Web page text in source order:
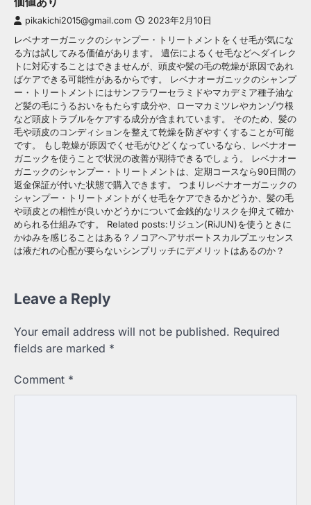
pikakichi2015@gmail.com 2023年2月10日
レベナオーガニックのシャンプー・トリートメントをくせ毛が気にな
る方は試してみる価値があります。 遺伝によるくせ毛などへダイレク
トに対応することはできませんが、頭皮や髪の毛の乾燥が原因であれ
ばケアできる可能性があるからです。 レベナオーガニックのシャンプ
ー・トリートメントにはサンフラワーセラミドやマカデミア種子油な
ど髪の毛にうるおいをもたらす成分や、ローマカミツレやカンゾウ根
など頭皮トラブルをケアする成分が含まれています。 そのため、髪の
毛や頭皮のコンディションを整えて乾燥を防ぎやすくすることが可能
です。 もし乾燥が原因でくせ毛がひどくなっているなら、レベナオー
ガニックを使うことで状況の改善が期待できるでしょう。 レベナオー
ガニックのシャンプー・トリートメントは、定期コースなら90日間の
返金保証が付いた状態で購入できます。 つまりレベナオーガニックの
シャンプー・トリートメントがくせ毛をケアできるかどうか、髪の毛
や頭皮との相性が良いかどうかについて金銭的なリスクを抑えて確か
められる仕組みです。 Related posts:リジュン(RiJUN)を使うときに
かゆみを感じることはある？ノコアヘアサポートスカルプエッセンス
は液だれの心配が要らないシンプリッチにデメリットはあるのか？
Leave a Reply
Your email address will not be published. Required
fields are marked *
Comment *